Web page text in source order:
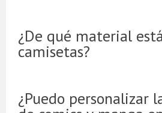
¿De qué material
camisetas?
¿Puedo personalizar